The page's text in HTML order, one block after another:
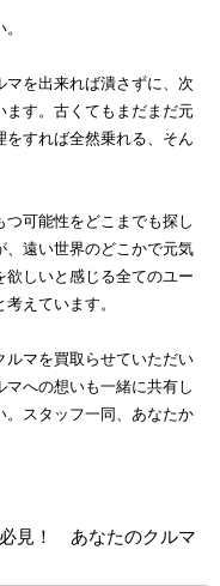
を出来れば潰さずに、次
ます。古くてもまだまだ元
すれば全然乗れる、そん
可能性をどこまでも探し
、遠い世界のどこかで元気
しいと感じる全てのユー
えています。
ルマを買取らせていただい
への想いも一緒に共有し
。スタッフ一同、あなたか
見！ あなたのクルマ